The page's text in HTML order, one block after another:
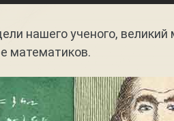
нашего ученого,
математиков.